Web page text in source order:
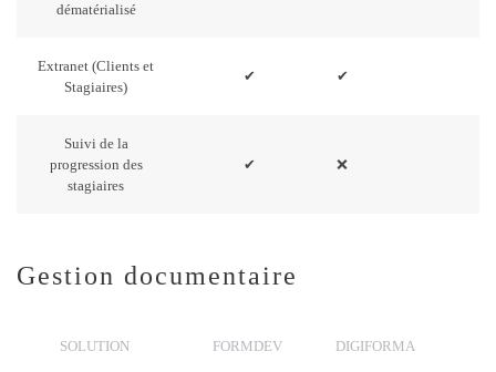
dématérialisé
Extranet (Clients et
Stagiaires)
✔ ✔
Suivi de la
progression des
stagiaires
✔ ❌
Gestion documentaire
SOLUTION FORMDEV DIGIFORMA